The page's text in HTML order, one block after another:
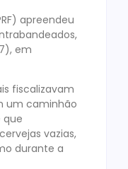
apreendeu
em
fiscalizavam
um caminhão
que
vazias,
durante a